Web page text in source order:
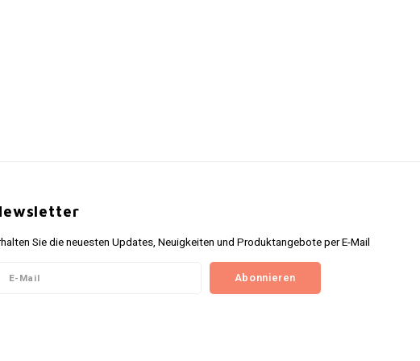
Sie die neuesten Updates, Neuigkeiten und Produktangebote per E-Mail
Abonnieren